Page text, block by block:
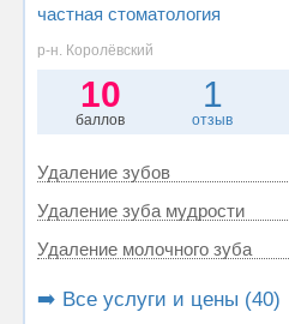
частная стоматология
р-н. Королёвский
10
баллов
1
отзыв
Удаление зубов
Удаление зуба мудрости
Удаление молочного зуба
➡️ Все услуги и цены (40)